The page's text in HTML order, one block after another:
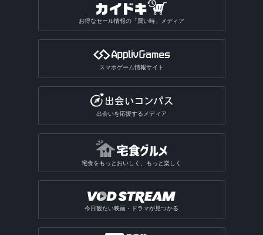
お得なセール情報の「買い時」メディア
スマホゲーム情報サイト
出会いを応援するメディア
宅食をもっとおいしく、もっと楽しく
今日観たい映画・ドラマが見つかる